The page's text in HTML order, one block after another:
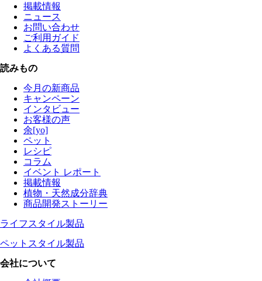
掲載情報
ニュース
お問い合わせ
ご利用ガイド
よくある質問
読みもの
今月の新商品
キャンペーン
インタビュー
お客様の声
余[yo]
ペット
レシピ
コラム
イベント レポート
掲載情報
植物・天然成分辞典
商品開発ストーリー
ライフスタイル製品
ペットスタイル製品
会社について